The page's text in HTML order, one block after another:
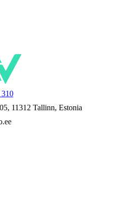
11312 Tallinn, Estonia